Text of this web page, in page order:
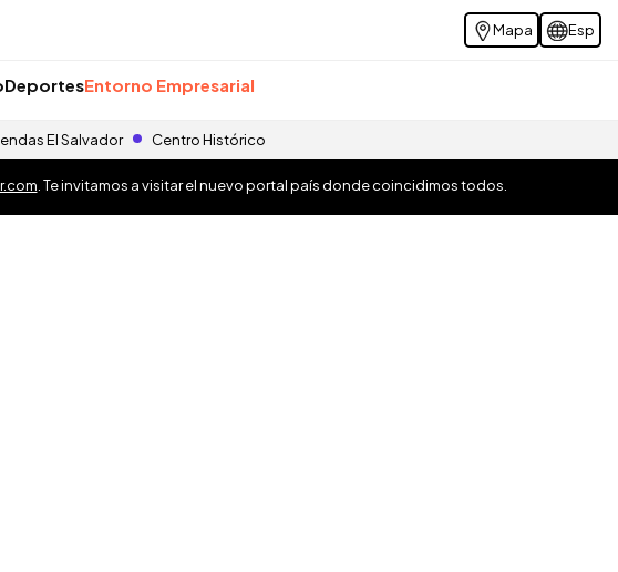
Mapa Esp
DeportesEntorno Empresarial
El Salvador Centro Histórico
. Te invitamos a visitar el nuevo portal país donde coincidimos todos.